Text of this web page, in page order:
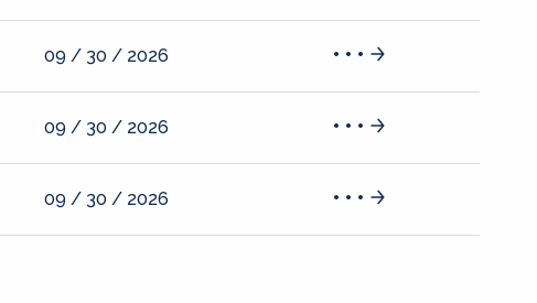
09 / 30 / 2026
09 / 30 / 2026
09 / 30 / 2026